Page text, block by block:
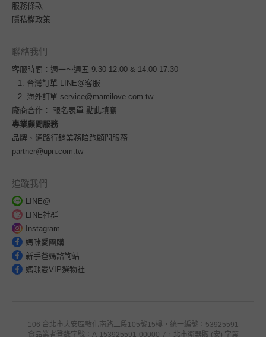
服務條款
隱私權政策
聯絡我們
客服時間：週一～週五 9:30-12:00 & 14:00-17:30
台灣訂單
LINE@客服
海外訂單 service@mamilove.com.tw
廠商合作： 報名表單 點此填寫
專業顧問服務
品牌、通路行銷業務陪跑顧問服務
partner@upn.com.tw
追蹤我們
LINE@
LINE社群
Instagram
媽咪愛團購
新手爸媽諮詢站
媽咪愛VIP選物社
106 台北市大安區敦化南路二段105號15樓，統一編號：53925591
食品業者登錄字號：A-153925591-00000-7，北市衛器販 (安) 字第